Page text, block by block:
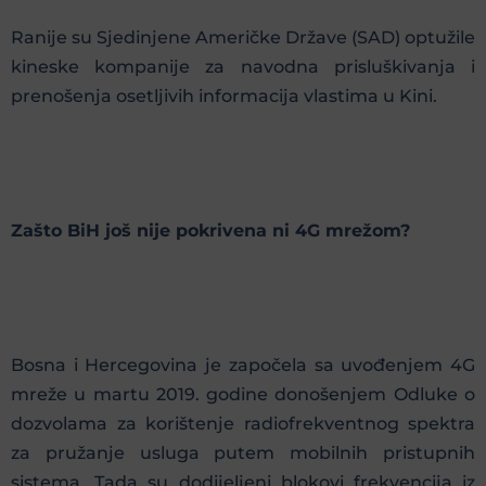
Ranije su Sjedinjene Američke Države (SAD) optužile
kineske kompanije za navodna prisluškivanja i
prenošenja osetljivih informacija vlastima u Kini.
Zašto BiH još nije pokrivena ni 4G mrežom?
Bosna i Hercegovina je započela sa uvođenjem 4G
mreže u martu 2019. godine donošenjem Odluke o
dozvolama za korištenje radiofrekventnog spektra
za pružanje usluga putem mobilnih pristupnih